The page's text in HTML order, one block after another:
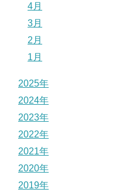
4月
3月
2月
1月
2025年
2024年
2023年
2022年
2021年
2020年
2019年